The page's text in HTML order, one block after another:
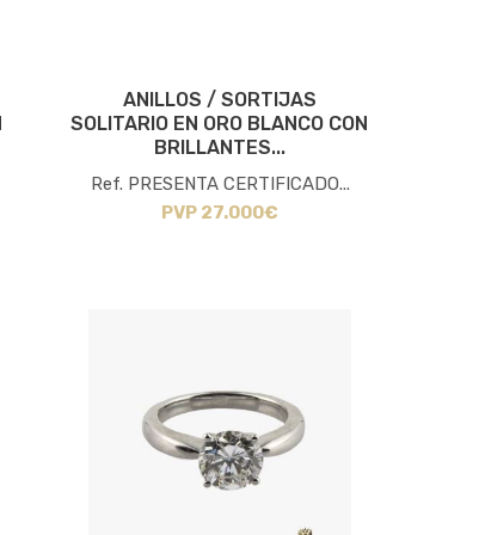
ANILLOS / SORTIJAS
SOLITARIO EN ORO BLANCO CON
BRILLANTES...
Ref. PRESENTA CERTIFICADO...
PVP 27.000€